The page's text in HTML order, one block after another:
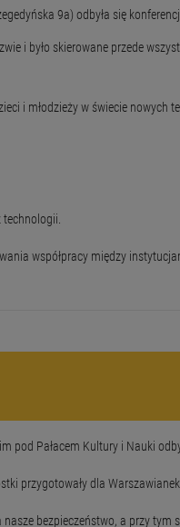
9a) odbyła się
i było skierowane przede
i młodzieży w świecie nowych
współpracy między
Pałacem Kultury i Nauki
przygotowały dla
nasze bezpieczeństwo, a przy